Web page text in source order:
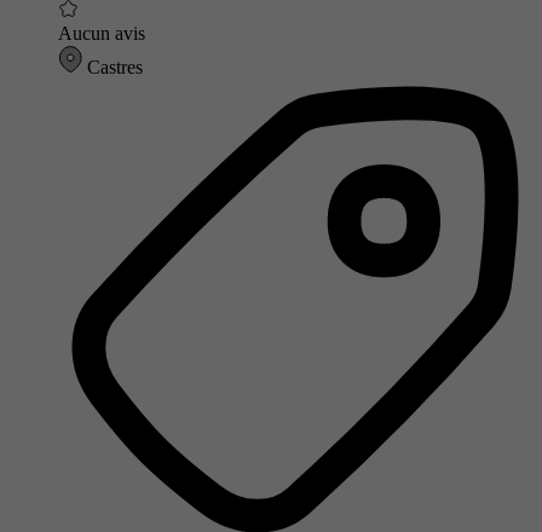
Aucun avis
Castres